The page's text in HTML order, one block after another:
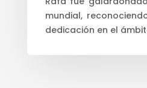
mundial,
dedicación en el